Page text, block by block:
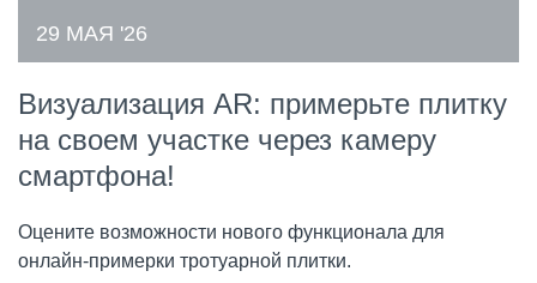
29 МАЯ '26
Визуализация AR: примерьте плитку
на своем участке через камеру
смартфона!
Оцените возможности нового функционала для
онлайн-примерки тротуарной плитки.